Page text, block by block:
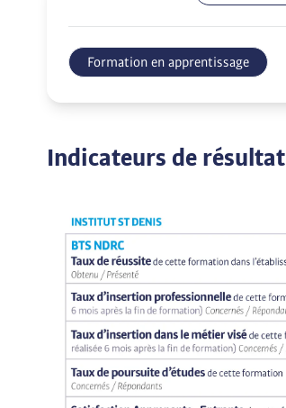
Formation en apprentissage
Indicateurs de résultat